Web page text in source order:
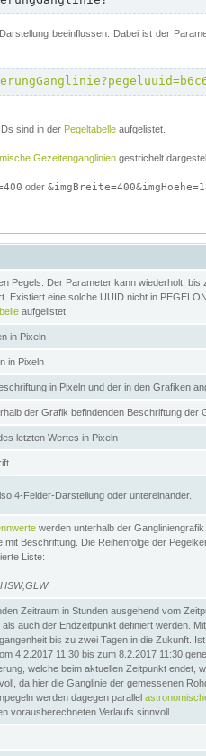
beeinflussen. Dabei ist der
sind in der Pegeltabelle aufgelistet.
Gezeitenganglinien gestrichelt
oder
Pegels. Der Parameter kann wiederholt,
Existiert eine solche UUID nicht in
aufgelistet.
in Pixeln
in Pixeln
in Pixeln und der in den Grafiken
der Grafik befindenden Beschriftung der
letzten Wertes in Pixeln
4-Felder-Darstellung oder untereinander.
werden unterhalb der
mit Beschriftung. Die Reihenfolge der
Liste:
Zeitraum in Stunden ausgehend vom
auch der Endzeitpunkt definiert werden. Mit
bis zu zwei Tagen in die Zukunft.
4.2.2017 11:30 bis zum 8.2.2017 11:30
welche beim aktuellen Zeitpunkt endet,
da hier die Ganglinie der gemessenen
werden dagegen parallel
vorausberechneten Verlaufs sinnvoll.